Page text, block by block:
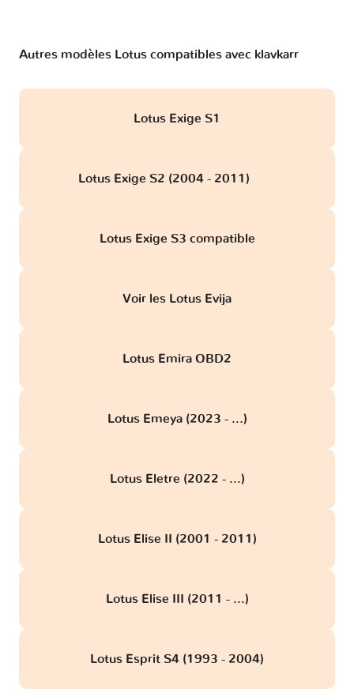
Autres modèles Lotus compatibles avec klavkarr
Lotus Exige S1
Lotus Exige S2 (2004 - 2011)
Lotus Exige S3 compatible
Voir les Lotus Evija
Lotus Emira OBD2
Lotus Emeya (2023 - ...)
Lotus Eletre (2022 - ...)
Lotus Elise II (2001 - 2011)
Lotus Elise III (2011 - ...)
Lotus Esprit S4 (1993 - 2004)